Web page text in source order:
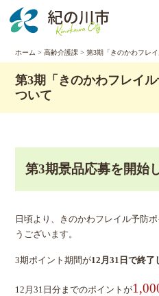
ホーム >高齢介護課 > 第3期「きのかわフレ
第3期「きのかわフレイ
ついて
第3期景品応募を開始
日頃より、きのかわフレイル予防
うございます。
3期ポイント期間が12月31日で終了
12月31日分までのポイントが